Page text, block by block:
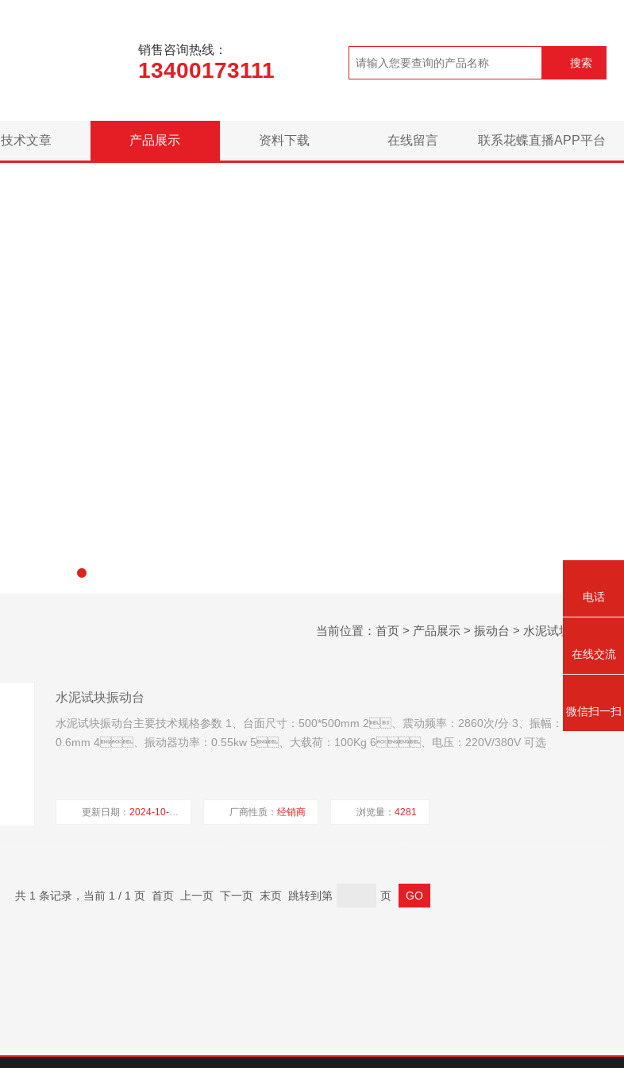
销售咨询热线：
13400173111 搜索
技术文章 产品展示 资料下载 在线留言 联系花蝶直播APP平台
当前位置： 首页 > 产品展示 > 振动台 > 水泥试块振动台
水泥试块振动台
水泥试块振动台主要技术规格参数 1、台面尺寸：500*500mm 2、震动频率：2860次/分 3、振幅：0.3-
0.6mm 4、振动器功率：0.55kw 5、大载荷：100Kg 6、电压：220V/380V 可选
更新日期：2024-10-17 厂商性质：经销商 浏览量：4281
共 1 条记录，当前 1 / 1 页 首页 上一页 下一页 末页 跳转到第 页
电话
在线交流
微信扫一扫